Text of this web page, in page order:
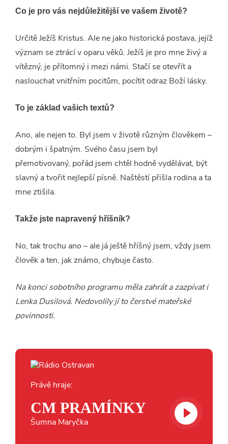
Co je pro vás nejdůležitější ve vašem životě?
Určitě Ježíš Kristus. Ale ne jako historická postava, jejíž
význam se ztrácí v oparu věků. Ježíš je pro mne živý a
vítězný, je přítomný i mezi námi. Stačí se otevřít a
naslouchat vnitřním pocitům, pocítit odraz Boží lásky.
To je základ vašich textů?
Ano, ale nejen to. Byl jsem v životě různým člověkem –
dobrým i špatným. Svého času jsem byl
přemotivovaný, pořád jsem chtěl hodně vydělávat, být
slavný a tvořit nejlepší písně. Naštěstí přišla rodina a ta
mne ztišila.
Takže jste napravený hříšník?
No, tak trochu ano – ale já ještě hříšný jsem, vždy jsem
člověk a ten, jak známo, chybuje často.
Na konci sobotního programu měla zahrát a zazpívat i
Lenka Dusilová. Nedovolily jí to čerstvé mateřské
povinnosti.
Právě hraje:
CM PRAMÍNKY
Šumna Maryčka